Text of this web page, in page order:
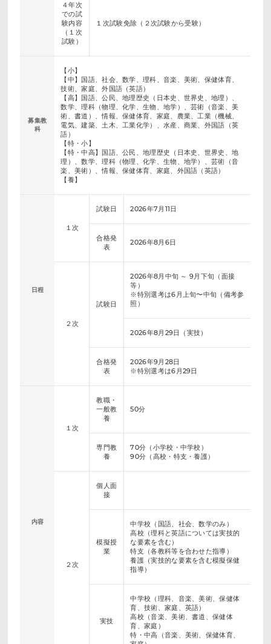
４年次
での試
験内容
（１次
試験）
１次試験免除（２次試験から受験）
募集教
科
【小】
【中】国語、社会、数学、理科、音楽、美術、保健体育、
技術、家庭、外国語（英語）
【高】国語、公民、地理歴史（日本史、世界史、地理）、
数学、理科（物理、化学、生物、地学）、芸術（音楽、美
術、書道）、情報、保健体育、家庭、農業、工業（機械、
電気、建築、土木、工業化学）、水産、商業、外国語（英
語）
【特・小】
【特・中高】国語、公民、地理歴史（日本史、世界史、地
理）、数学、理科（物理、化学、生物、地学）、芸術（音
楽、美術）、情報、保健体育、家庭、外国語（英語）
【養】
日程
１次
試験日 2026年7月11日
合格発
表
2026年8月6日
２次
試験日
2026年8月中旬 ～ 9月下旬（面接
等）
※特別選考は6月上旬〜中旬（備考参
照）
2026年8月29日（実技）
合格発
表
2026年9月28日
※特別選考は6月29日
内容
１次
教職・
一般教
養
50分
専門教
養
70分（小学校・中学校）
90分（高校・特支・養護）
２次
個人面
接
模擬授
業
中学校（国語、社会、数学のみ）
高校（理科と英語については実技的
な要素を含む）
特支（各教科等を合わせた指導）
養護（実技的な要素を含む模擬保健
指導）
実技
中学校（理科、音楽、美術、保健体
育、技術、家庭、英語）
高校（音楽、美術、書道、保健体
育、家庭）
特・中高（音楽、美術、保健体育、